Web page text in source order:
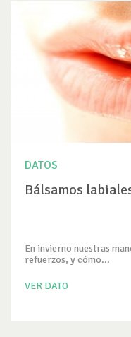
DATOS
Bálsamos
En invierno nuestras
refuerzos, y cómo...
VER DATO